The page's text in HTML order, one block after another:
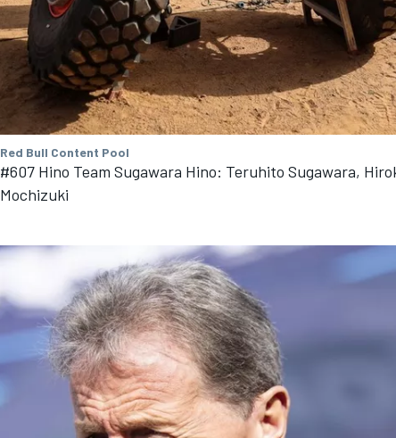
Red Bull Content Pool
#607 Hino Team Sugawara Hino: Teruhito Sugawara,
Mochizuki